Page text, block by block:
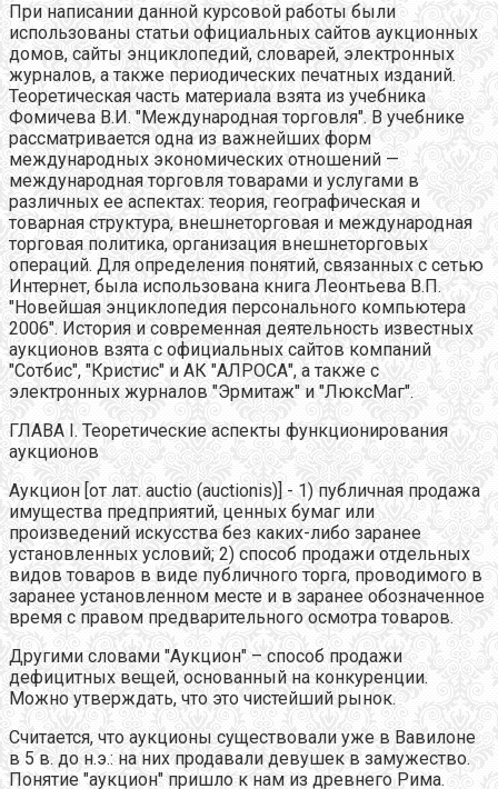
При написании данной курсовой работы были
использованы статьи официальных сайтов аукционных
домов, сайты энциклопедий, словарей, электронных
журналов, а также периодических печатных изданий.
Теоретическая часть материала взята из учебника
Фомичева В.И. "Международная торговля". В учебнике
рассматривается одна из важнейших форм
международных экономических отношений —
международная торговля товарами и услугами в
различных ее аспектах: теория, географическая и
товарная структура, внешнеторговая и международная
торговая политика, организация внешнеторговых
операций. Для определения понятий, связанных с сетью
Интернет, была использована книга Леонтьева В.П.
"Новейшая энциклопедия персонального компьютера
2006". История и современная деятельность известных
аукционов взята с официальных сайтов компаний
"Сотбис", "Кристис" и АК "АЛРОСА", а также с
электронных журналов "Эрмитаж" и "ЛюксМаг".
ГЛАВА I. Теоретические аспекты функционирования
аукционов
Аукцион [от лат. auctio (auctionis)] - 1) публичная продажа
имущества предприятий, ценных бумаг или
произведений искусства без каких-либо заранее
установленных условий; 2) способ продажи отдельных
видов товаров в виде публичного торга, проводимого в
заранее установленном месте и в заранее обозначенное
время с правом предварительного осмотра товаров.
Другими словами "Аукцион" – способ продажи
дефицитных вещей, основанный на конкуренции.
Можно утверждать, что это чистейший рынок.
Считается, что аукционы существовали уже в Вавилоне
в 5 в. до н.э.: на них продавали девушек в замужество.
Понятие "аукцион" пришло к нам из древнего Рима.